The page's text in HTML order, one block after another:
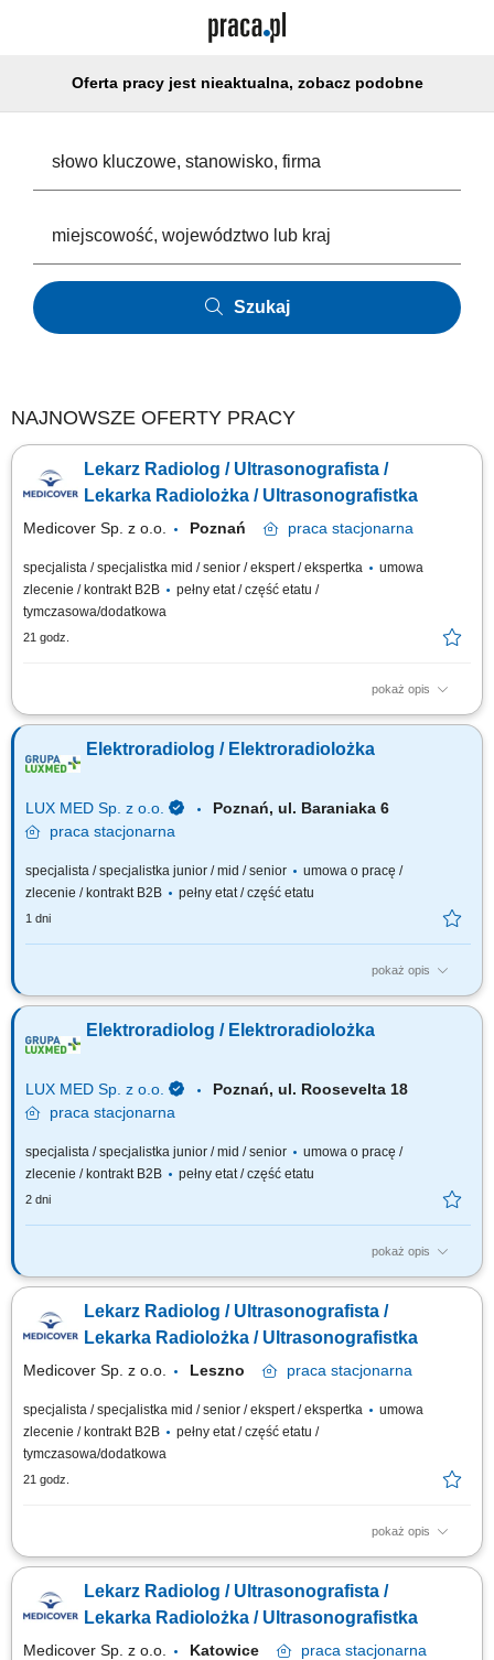
Oferta pracy jest nieaktualna, zobacz podobne
Szukaj
NAJNOWSZE OFERTY PRACY
Lekarz Radiolog / Ultrasonografista /
Lekarka Radiolożka / Ultrasonografistka
Medicover Sp. z o.o. Poznań praca stacjonarna
specjalista / specjalistka mid / senior / ekspert / ekspertka
umowa
zlecenie / kontrakt B2B
pełny etat / część etatu /
tymczasowa/dodatkowa
21 godz.
pokaż opis
Będziesz odpowiedzialny/-a za: wykonywanie i opis badań USG ​​
ekipy medycznej i stań się #bohaterem opieki zdrowotnej! Szukamy
Ciebie, jeśli​: ukończyłeś/-aś specjalizację lub jesteś w jej trakcie
Elektroradiolog / Elektroradiolożka
LUX MED Sp. z o.o.
Poznań, ul. Baraniaka 6
praca stacjonarna
specjalista / specjalistka junior / mid / senior
umowa o pracę /
zlecenie / kontrakt B2B
pełny etat / część etatu
1 dni
pokaż opis
Oczekiwania wobec Ciebie: wykształcenie min. średnie, ukończone
wykształcenie licencjackie lub magisterskie z zakresu elektroradiologii;
preferowane roczne doświadczenie zawodowe na stanowisku
Elektroradiolog / Elektroradiolożka
LUX MED Sp. z o.o.
Poznań, ul. Roosevelta 18
praca stacjonarna
specjalista / specjalistka junior / mid / senior
umowa o pracę /
zlecenie / kontrakt B2B
pełny etat / część etatu
2 dni
pokaż opis
Oczekiwania wobec Ciebie: wykształcenie min. średnie, ukończone
wykształcenie licencjackie lub magisterskie z zakresu elektroradiologii;
preferowane roczne doświadczenie zawodowe na stanowisku
Lekarz Radiolog / Ultrasonografista /
Lekarka Radiolożka / Ultrasonografistka
Medicover Sp. z o.o. Leszno praca stacjonarna
specjalista / specjalistka mid / senior / ekspert / ekspertka
umowa
zlecenie / kontrakt B2B
pełny etat / część etatu /
tymczasowa/dodatkowa
21 godz.
pokaż opis
Będziesz odpowiedzialny/-a za: wykonywanie i opis badań USG ​​
ekipy medycznej i stań się #bohaterem opieki zdrowotnej! Szukamy
Ciebie, jeśli​: ukończyłeś/-aś specjalizację lub jesteś w jej trakcie
Lekarz Radiolog / Ultrasonografista /
Lekarka Radiolożka / Ultrasonografistka
Medicover Sp. z o.o. Katowice praca stacjonarna